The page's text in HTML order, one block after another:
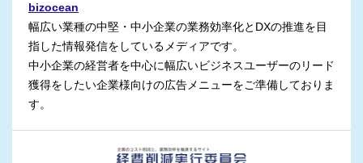
bizocean
幅広い業種の中堅・中小企業の業務効率化とDXの推進を目
指した情報発信をしているメディアです。
中小企業の経営者を中心に幅広いビジネスユーザーのリード
獲得をしたい企業様向けの広告メニューをご準備しておりま
す。